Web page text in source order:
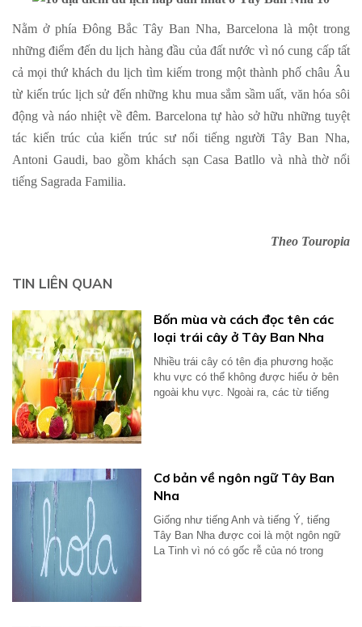
Nằm ở phía Đông Bắc Tây Ban Nha, Barcelona là một trong
những điểm đến du lịch hàng đầu của đất nước vì nó cung cấp tất
cả mọi thứ khách du lịch tìm kiếm trong một thành phố châu Âu
từ kiến trúc lịch sử đến những khu mua sắm sầm uất, văn hóa sôi
động và náo nhiệt về đêm. Barcelona tự hào sở hữu những tuyệt
tác kiến trúc của kiến trúc sư nổi tiếng người Tây Ban Nha,
Antoni Gaudi, bao gồm khách sạn Casa Batllo và nhà thờ nổi
tiếng Sagrada Familia.
Theo Touropia
TIN LIÊN QUAN
Bốn mùa và cách đọc tên các
loại trái cây ở Tây Ban Nha
Nhiều trái cây có tên địa phương hoặc
khu vực có thể không được hiểu ở bên
ngoài khu vực. Ngoài ra, các từ tiếng
Cơ bản về ngôn ngữ Tây Ban
Nha
Giống như tiếng Anh và tiếng Ý, tiếng
Tây Ban Nha được coi là một ngôn ngữ
La Tinh vì nó có gốc rễ của nó trong